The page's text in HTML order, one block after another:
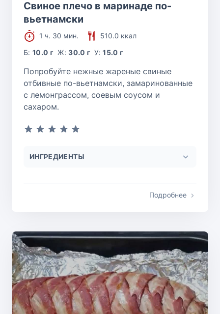
Свиное плечо в маринаде по-
вьетнамски
1 ч. 30 мин.
510.0 ккал
Б:10.0 г Ж:30.0 г У:15.0 г
Попробуйте нежные жареные свиные
отбивные по-вьетнамски, замаринованные
с лемонграссом, соевым соусом и
сахаром.
ИНГРЕДИЕНТЫ
Подробнее